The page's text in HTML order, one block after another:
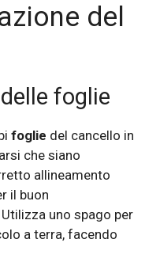
del
foglie
foglie del cancello in
che siano
allineamento
il buon
uno spago per
a terra, facendo